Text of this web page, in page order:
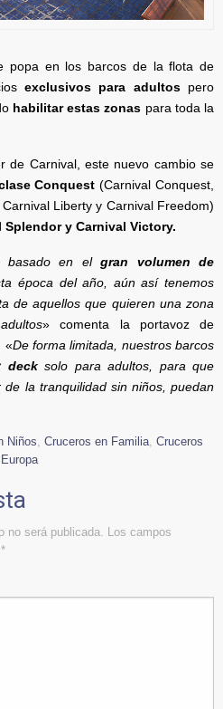
popa en los barcos de la flota de
exclusivos para adultospero
habilitar estas zonas para toda la
de Carnival, este nuevo cambio se
Conquest (Carnival Conquest,
Liberty y Carnival Freedom)
Splendor y Carnival Victory.
basado en elgran volumen de
época del año, aún así tenemos
de aquellos que quieren una zona
» comenta la portavoz de
«De forma limitada, nuestros barcos
decksolo para adultos, para que
la tranquilidad sin niños, puedan
Niños Cruceros en Familia Cruceros
no será publicada.
Los campos
*